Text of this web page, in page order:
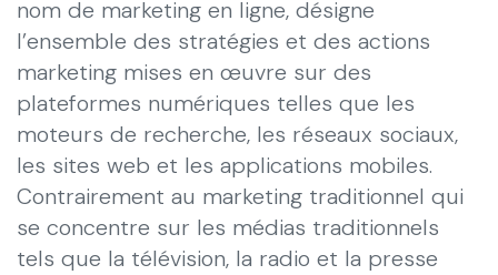
nom de marketing en ligne, désigne
l’ensemble des stratégies et des actions
marketing mises en œuvre sur des
plateformes numériques telles que les
moteurs de recherche, les réseaux sociaux,
les sites web et les applications mobiles.
Contrairement au marketing traditionnel qui
se concentre sur les médias traditionnels
tels que la télévision, la radio et la presse